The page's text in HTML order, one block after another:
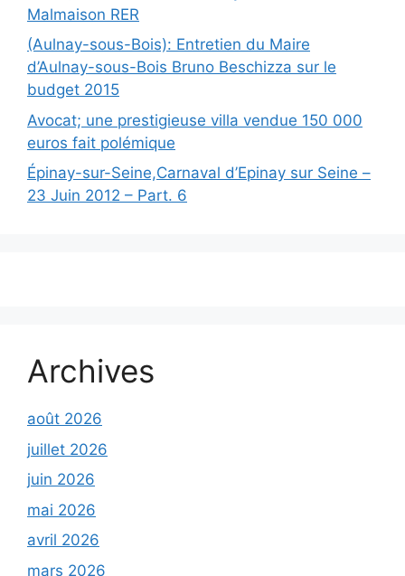
Malmaison RER
(Aulnay-sous-Bois): Entretien du Maire
d’Aulnay-sous-Bois Bruno Beschizza sur le
budget 2015
Avocat; une prestigieuse villa vendue 150 000
euros fait polémique
Épinay-sur-Seine,Carnaval d’Epinay sur Seine –
23 Juin 2012 – Part. 6
Archives
août 2026
juillet 2026
juin 2026
mai 2026
avril 2026
mars 2026